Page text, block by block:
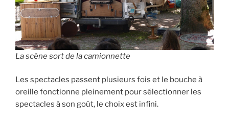
La scène sort de la camionnette
Les spectacles passent plusieurs fois et le bouche à
oreille fonctionne pleinement pour sélectionner les
spectacles à son goût, le choix est infini.